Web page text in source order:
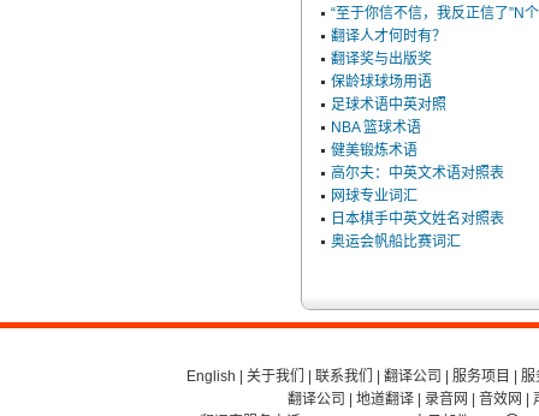
“至于你信不信，我反正信了”N
翻译人才何时有？
翻译奖与出版奖
保龄球球场用语
足球术语中英对照
NBA 篮球术语
健美锻炼术语
高尔夫：中英文术语对照表
网球专业词汇
日本棋手中英文姓名对照表
奥运会帆船比赛词汇
English 关于我们 联系我们 翻译公司 服务项目
服
翻译公司
地道翻译| 录音网 音效网